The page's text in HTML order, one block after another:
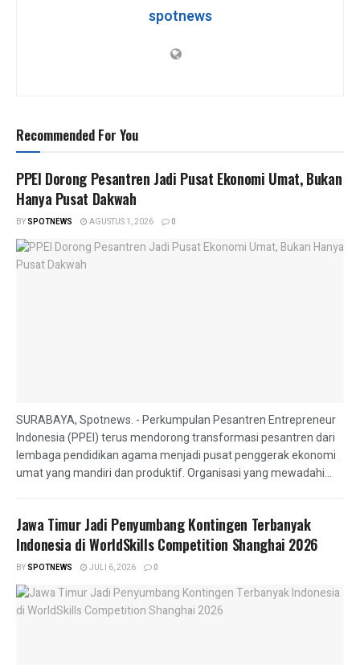
spotnews
Recommended For You
PPEI Dorong Pesantren Jadi Pusat Ekonomi Umat, Bukan
Hanya Pusat Dakwah
BYSPOTNEWS AGUSTUS 1, 2026 0
SURABAYA, Spotnews. - Perkumpulan Pesantren Entrepreneur
Indonesia (PPEI) terus mendorong transformasi pesantren dari
lembaga pendidikan agama menjadi pusat penggerak ekonomi
umat yang mandiri dan produktif. Organisasi yang mewadahi...
Jawa Timur Jadi Penyumbang Kontingen Terbanyak
Indonesia di WorldSkills Competition Shanghai 2026
BYSPOTNEWS JULI 6, 2026 0